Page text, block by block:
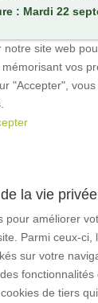
: Mardi 22
notre site web
vos
"Accepter",
la vie privée
pour améliorer
Parmi ceux-ci,
sur votre
fonctionnalités
de tiers